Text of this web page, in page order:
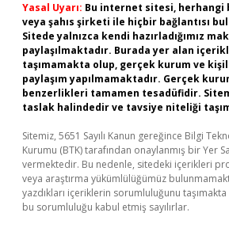
Yasal Uyarı: Bu internet sitesi, herhangi
veya şahıs şirketi ile hiçbir bağlantısı
Sitede yalnızca kendi hazırladığımız
paylaşılmaktadır. Burada yer alan
taşımamakta olup, gerçek kurum ve
paylaşım yapılmamaktadır. Gerçek
benzerlikleri tamamen tesadüfidir.
taslak halindedir ve tavsiye niteliği
Sitemiz, 5651 Sayılı Kanun gereğince Bilgi
Kurumu (BTK) tarafından onaylanmış bir Yer
vermektedir. Bu nedenle, sitedeki içerikleri
veya araştırma yükümlülüğümüz
yazdıkları içeriklerin sorumluluğunu
bu sorumluluğu kabul etmiş sayılırlar.